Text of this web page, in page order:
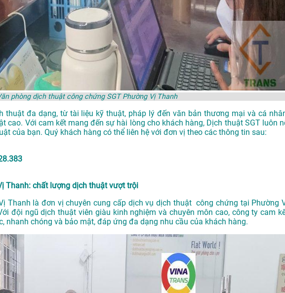
phòng dịch thuật công chứng SGT Phường Vị Thanh
thuật đa dạng, từ tài liệu kỹ thuật, pháp lý đến văn bản thương mại và cá
cao. Với cam kết mang đến sự hài lòng cho khách hàng, Dịch thuật SGT luôn
của bạn. Quý khách hàng có thể liên hệ với đơn vị theo các thông tin sau:
Thanh: chất lượng dịch thuật vượt trội
Thanh là đơn vị chuyên cung cấp dịch vụ dịch thuật công chứng tại Phường
đội ngũ dịch thuật viên giàu kinh nghiệm và chuyên môn cao, công ty cam
nhanh chóng và bảo mật, đáp ứng đa dạng nhu cầu của khách hàng.